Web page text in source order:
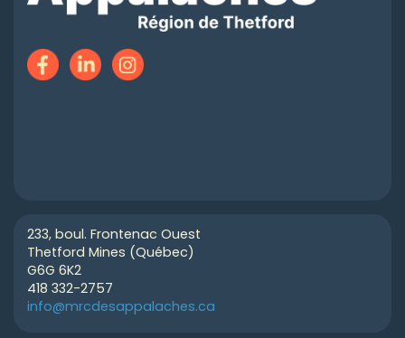
233, boul. Frontenac Ouest
Thetford Mines (Québec)
G6G 6K2
418 332-2757
info@mrcdesappalaches.ca